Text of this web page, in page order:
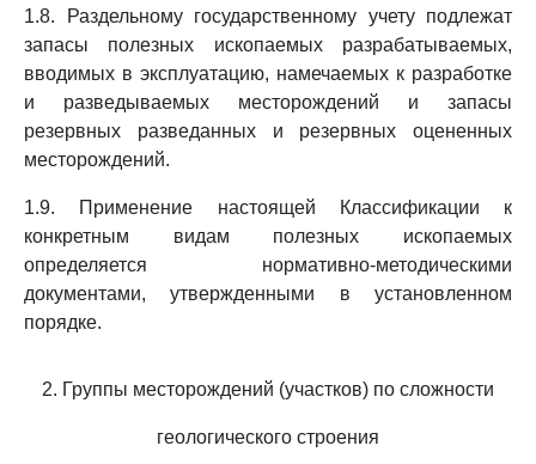
1.8. Раздельному государственному учету подлежат
запасы полезных ископаемых разрабатываемых,
вводимых в эксплуатацию, намечаемых к разработке
и разведываемых месторождений и запасы
резервных разведанных и резервных оцененных
месторождений.
1.9. Применение настоящей Классификации к
конкретным видам полезных ископаемых
определяется нормативно-методическими
документами, утвержденными в установленном
порядке.
2. Группы месторождений (участков) по сложности
геологического строения